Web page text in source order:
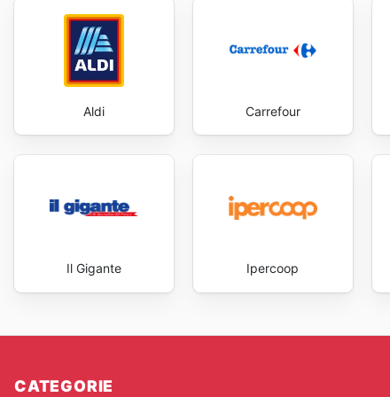
Aldi Carrefour
Il Gigante Ipercoop
CATEGORIE